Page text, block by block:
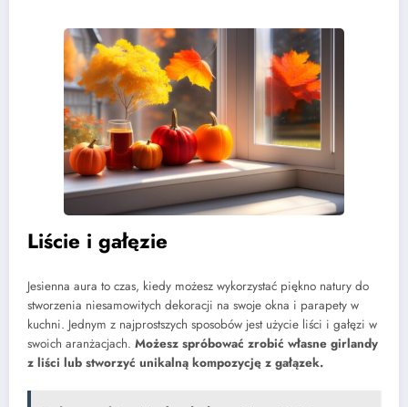
Liście i gałęzie
Jesienna aura to czas, kiedy możesz wykorzystać piękno natury do
stworzenia niesamowitych dekoracji na swoje okna i parapety w
kuchni. Jednym z najprostszych sposobów jest użycie liści i gałęzi w
swoich aranżacjach. Możesz spróbować zrobić własne girlandy
z liści lub stworzyć unikalną kompozycję z gałązek.